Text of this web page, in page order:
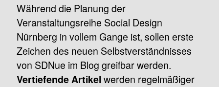
Während die Planung der
Veranstaltungsreihe Social Design
Nürnberg in vollem Gange ist, sollen erste
Zeichen des neuen Selbstverständnisses
von SDNue im Blog greifbar werden.
Vertiefende Artikel werden regelmäßiger